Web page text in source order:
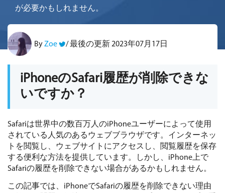
が必要かもしれません。
ByZoe / 最後の更新 2023年07月17日
iPhoneのSafari履歴が削除できな
いですか？
Safariは世界中の数百万人のiPhoneユーザーによって使用
されている人気のあるウェブブラウザです。インターネッ
トを閲覧し、ウェブサイトにアクセスし、閲覧履歴を保存
する便利な方法を提供しています。しかし、iPhone上で
Safariの履歴を削除できない場合があるかもしれません。
この記事では、iPhoneでSafariの履歴を削除できない理由